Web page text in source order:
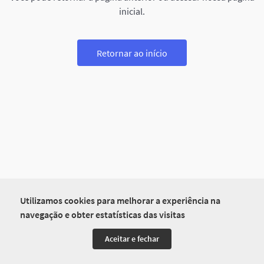
Utilizamos cookies para melhorar a experiência na
navegação e obter estatísticas das visitas
Aceitar e fechar
inicial.
Retornar ao início